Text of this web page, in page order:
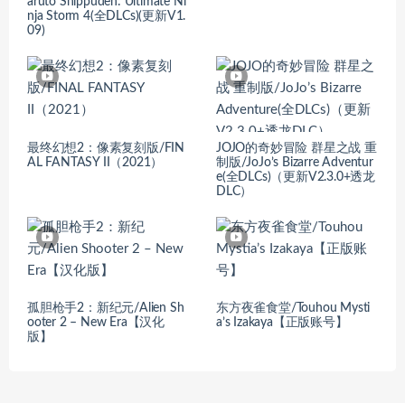
nja Storm 4(全DLCs)(更新V1.
09)
最终幻想2：像素复刻版/FIN
AL FANTASY II（2021）
JOJO的奇妙冒险 群星之战 重
制版/JoJo’s Bizarre Adventur
e(全DLCs)（更新V2.3.0+透龙
DLC）
孤胆枪手2：新纪元/Alien Sh
ooter 2 – New Era【汉化
版】
东方夜雀食堂/Touhou Mysti
a’s Izakaya【正版账号】